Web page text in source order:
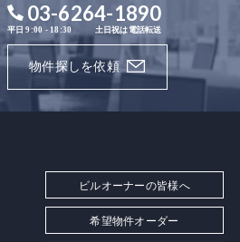
03-6264-1890
平日 9:00 - 18:30 土日祝は電話転送
物件探しを依頼
ビルオーナーの皆様へ
希望物件オーダー